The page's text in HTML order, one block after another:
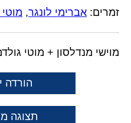
זמרים: אברימי לונגר, מוטי
מוישי מנדלסון + מוטי
הורדה
תצוגה